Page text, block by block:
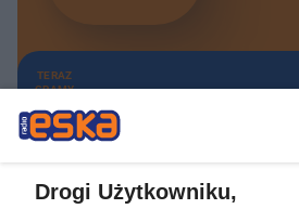
TERAZ
GRAMY
Drogi Użytkowniku,